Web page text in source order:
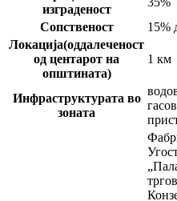
изграденост
Сопственост
15%
Локација(оддалеченост
од центарот на
општината)
1 км
Инфраструктурата во
зоната